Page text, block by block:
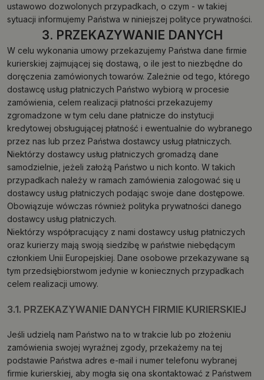
ustawowo dozwolonych przypadkach, o czym - w takiej
sytuacji informujemy Państwa w niniejszej polityce prywatności.
3. PRZEKAZYWANIE DANYCH
W celu wykonania umowy przekazujemy Państwa dane firmie
kurierskiej zajmującej się dostawą, o ile jest to niezbędne do
doręczenia zamówionych towarów. Zależnie od tego, którego
dostawcę usług płatniczych Państwo wybiorą w procesie
zamówienia, celem realizacji płatności przekazujemy
zgromadzone w tym celu dane płatnicze do instytucji
kredytowej obsługującej płatność i ewentualnie do wybranego
przez nas lub przez Państwa dostawcy usług płatniczych.
Niektórzy dostawcy usług płatniczych gromadzą dane
samodzielnie, jeżeli założą Państwo u nich konto. W takich
przypadkach należy w ramach zamówienia zalogować się u
dostawcy usług płatniczych podając swoje dane dostępowe.
Obowiązuje wówczas również polityka prywatności danego
dostawcy usług płatniczych.
Niektórzy współpracujący z nami dostawcy usług płatniczych
oraz kurierzy mają swoją siedzibę w państwie niebędącym
członkiem Unii Europejskiej. Dane osobowe przekazywane są
tym przedsiębiorstwom jedynie w koniecznych przypadkach
celem realizacji umowy.
3.1. PRZEKAZYWANIE DANYCH FIRMIE KURIERSKIEJ
Jeśli udzielą nam Państwo na to w trakcie lub po złożeniu
zamówienia swojej wyraźnej zgody, przekażemy na tej
podstawie Państwa adres e-mail i numer telefonu wybranej
firmie kurierskiej, aby mogła się ona skontaktować z Państwem